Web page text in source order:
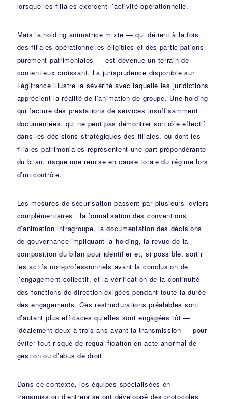
lorsque les filiales exercent l’activité opérationnelle.
Mais la holding animatrice mixte — qui détient à la fois
des filiales opérationnelles éligibles et des participations
purement patrimoniales — est devenue un terrain de
contentieux croissant. La jurisprudence disponible sur
Légifrance illustre la sévérité avec laquelle les juridictions
apprécient la réalité de l’animation de groupe. Une holding
qui facture des prestations de services insuffisamment
documentées, qui ne peut pas démontrer son rôle effectif
dans les décisions stratégiques des filiales, ou dont les
filiales patrimoniales représentent une part prépondérante
du bilan, risque une remise en cause totale du régime lors
d’un contrôle.
Les mesures de sécurisation passent par plusieurs leviers
complémentaires : la formalisation des conventions
d’animation intragroupe, la documentation des décisions
de gouvernance impliquant la holding, la revue de la
composition du bilan pour identifier et, si possible, sortir
les actifs non-professionnels avant la conclusion de
l’engagement collectif, et la vérification de la continuité
des fonctions de direction exigées pendant toute la durée
des engagements. Ces restructurations préalables sont
d’autant plus efficaces qu’elles sont engagées tôt —
idéalement deux à trois ans avant la transmission — pour
éviter tout risque de requalification en acte anormal de
gestion ou d’abus de droit.
Dans ce contexte, les équipes spécialisées en
transmission d’entreprise ont développé des protocoles